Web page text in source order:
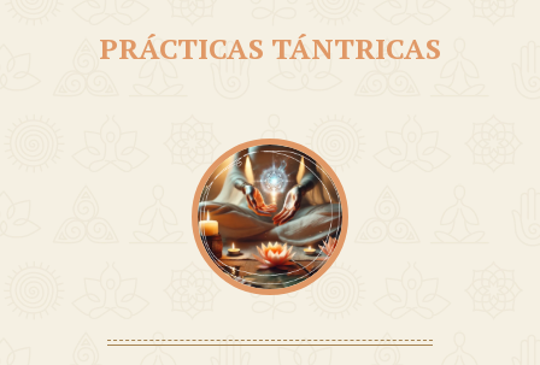
PRÁCTICAS TÁNTRICAS